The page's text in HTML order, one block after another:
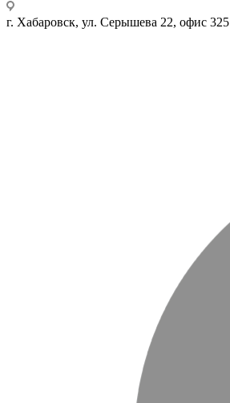
г. Хабаровск, ул. Серышева 22, офис 325